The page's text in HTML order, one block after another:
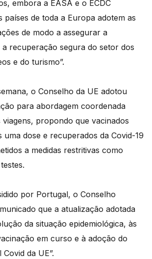
embora a EASA e o ECDC
países de toda a Europa adotem as
de modo a assegurar a
recuperação segura do setor dos
e do turismo”.
o Conselho da UE adotou
para abordagem coordenada
viagens, propondo que vacinados
uma dose e recuperados da Covid-19
a medidas restritivas como
por Portugal, o Conselho
que a atualização adotada
da situação epidemiológica, às
em curso e à adoção do
da UE”.